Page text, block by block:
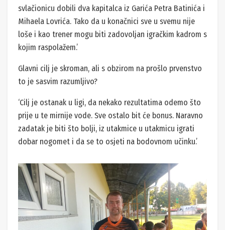
svlačionicu dobili dva kapitalca iz Garića Petra Batinića i
Mihaela Lovrića. Tako da u konačnici sve u svemu nije
loše i kao trener mogu biti zadovoljan igračkim kadrom s
kojim raspolažem.’
Glavni cilj je skroman, ali s obzirom na prošlo prvenstvo
to je sasvim razumljivo?
‘Cilj je ostanak u ligi, da nekako rezultatima odemo što
prije u te mirnije vode. Sve ostalo bit će bonus. Naravno
zadatak je biti što bolji, iz utakmice u utakmicu igrati
dobar nogomet i da se to osjeti na bodovnom učinku.’